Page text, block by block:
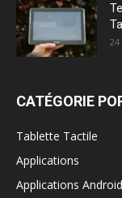
24
CATÉGORIE
Tablette Tactile
Applications
Applications